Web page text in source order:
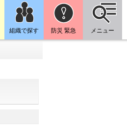
組織で探す 防災 緊急 メニュー